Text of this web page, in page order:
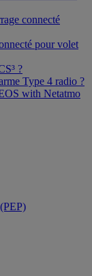
connecté
pour volet
?
Type 4 radio ?
with Netatmo